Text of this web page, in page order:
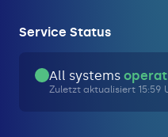
Service Status
All systems
Zuletzt aktualisiert 15:59